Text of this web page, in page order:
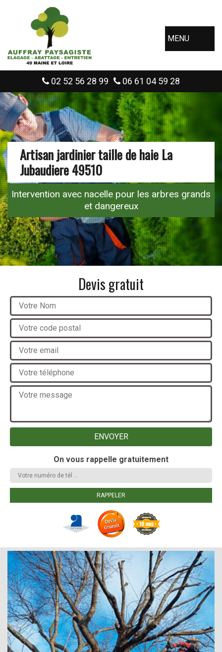
MENU
02 52 56 28 99 06 61 04 59 28
Artisan jardinier taille de haie La
Jubaudiere 49510
Intervention avec nacelle pour les arbres grands
et dangereux
Devis gratuit
On vous rappelle gratuitement